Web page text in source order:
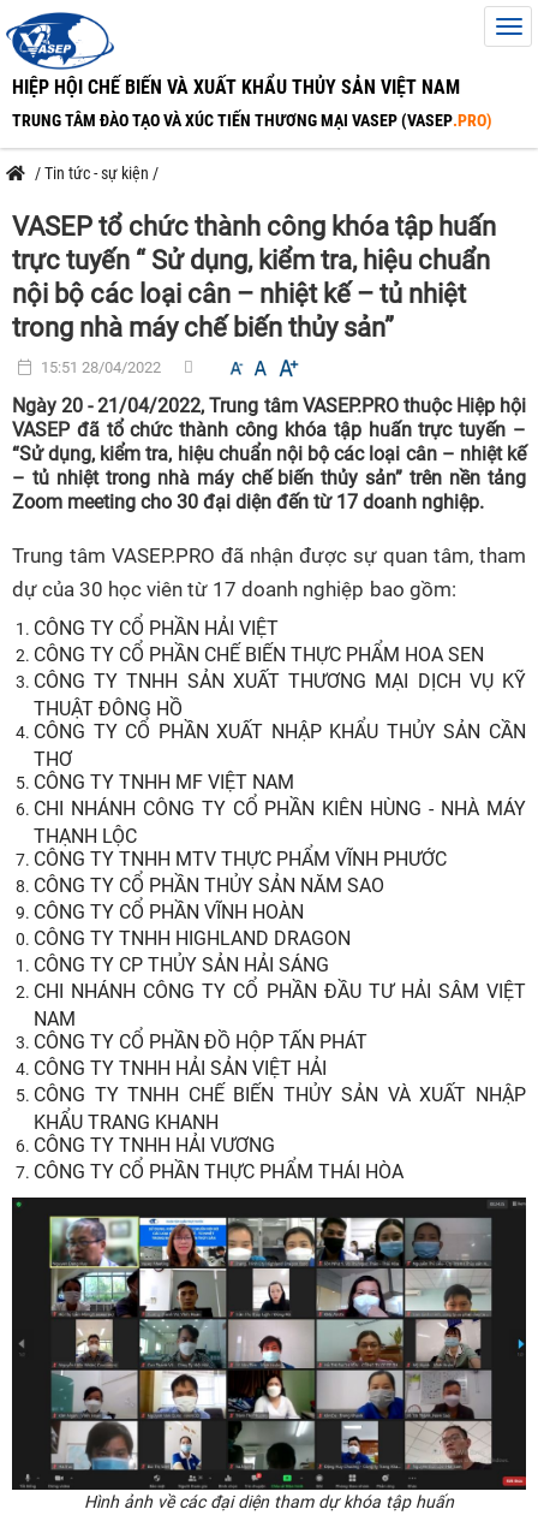
HIỆP HỘI CHẾ BIẾN VÀ XUẤT KHẨU THỦY SẢN VIỆT NAM
TRUNG TÂM ĐÀO TẠO VÀ XÚC TIẾN THƯƠNG MẠI VASEP (VASEP.PRO)
/Tin tức - sự kiện /
VASEP tổ chức thành công khóa tập huấn
trực tuyến “ Sử dụng, kiểm tra, hiệu chuẩn
nội bộ các loại cân – nhiệt kế – tủ nhiệt
trong nhà máy chế biến thủy sản”
15:51 28/04/2022
Ngày 20 - 21/04/2022, Trung tâm VASEP.PRO thuộc Hiệp hội
VASEP đã tổ chức thành công khóa tập huấn trực tuyến –
“Sử dụng, kiểm tra, hiệu chuẩn nội bộ các loại cân – nhiệt kế
– tủ nhiệt trong nhà máy chế biến thủy sản” trên nền tảng
Zoom meeting cho 30 đại diện đến từ 17 doanh nghiệp.
Trung tâm VASEP.PRO đã nhận được sự quan tâm, tham
dự của 30 học viên từ 17 doanh nghiệp bao gồm:
CÔNG TY CỔ PHẦN HẢI VIỆT
CÔNG TY CỔ PHẦN CHẾ BIẾN THỰC PHẨM HOA SEN
CÔNG TY TNHH SẢN XUẤT THƯƠNG MẠI DỊCH VỤ KỸ
THUẬT ĐÔNG HỒ
CÔNG TY CỔ PHẦN XUẤT NHẬP KHẨU THỦY SẢN CẦN
THƠ
CÔNG TY TNHH MF VIỆT NAM
CHI NHÁNH CÔNG TY CỔ PHẦN KIÊN HÙNG - NHÀ MÁY
THẠNH LỘC
CÔNG TY TNHH MTV THỰC PHẨM VĨNH PHƯỚC
CÔNG TY CỔ PHẦN THỦY SẢN NĂM SAO
CÔNG TY CỔ PHẦN VĨNH HOÀN
CÔNG TY TNHH HIGHLAND DRAGON
CÔNG TY CP THỦY SẢN HẢI SÁNG
CHI NHÁNH CÔNG TY CỔ PHẦN ĐẦU TƯ HẢI SÂM VIỆT
NAM
CÔNG TY CỔ PHẦN ĐỒ HỘP TẤN PHÁT
CÔNG TY TNHH HẢI SẢN VIỆT HẢI
CÔNG TY TNHH CHẾ BIẾN THỦY SẢN VÀ XUẤT NHẬP
KHẨU TRANG KHANH
CÔNG TY TNHH HẢI VƯƠNG
CÔNG TY CỔ PHẦN THỰC PHẨM THÁI HÒA
Hình ảnh về các đại diện tham dự khóa tập huấn